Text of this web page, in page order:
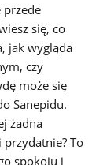
przede
się, co
jak wygląda
czy
może się
Sanepidu.
żadna
To
spokoju i